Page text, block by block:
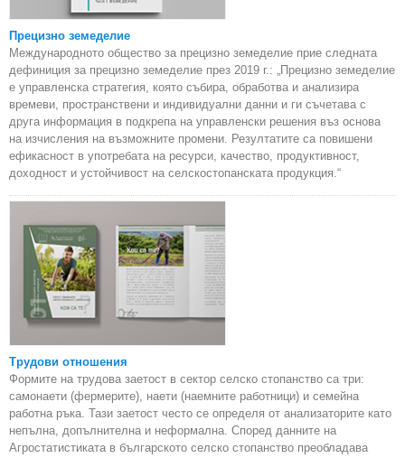
Прецизно земеделие
Международното общество за прецизно земеделие прие следната
дефиниция за прецизно земеделие през 2019 г.: „Прецизно земеделие
е управленска стратегия, която събира, обработва и анализира
времеви, пространствени и индивидуални данни и ги съчетава с
друга информация в подкрепа на управленски решения въз основа
на изчисления на възможните промени. Резултатите са повишени
ефикасност в употребата на ресурси, качество, продуктивност,
доходност и устойчивост на селскостопанската продукция.“
Трудови отношения
Формите на трудова заетост в сектор селско стопанство са три:
самонаети (фермерите), наети (наемните работници) и семейна
работна ръка. Тази заетост често се определя от анализаторите като
непълна, допълнителна и неформална. Според данните на
Агростатистиката в българското селско стопанство преобладава